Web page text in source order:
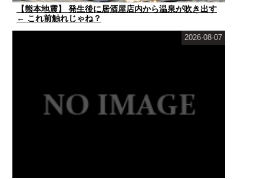
【熊本地震】 発生後に居酒屋店内から温泉が吹き出す
← これ前触れじゃね？
2026-08-07